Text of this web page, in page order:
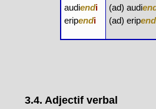
audiendi
eripendi
(ad) audi
(ad) eripend
3.4. Adjectif verbal